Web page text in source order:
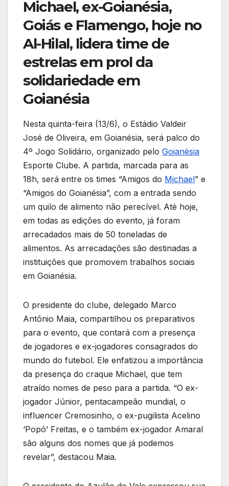
er e
b
o
o
k
s
A
p
p
gr
a
m
e
dI
n
e
st
ar
e
Michael, ex-Goianésia,
Goiás e Flamengo, hoje no
Al-Hilal, lidera time de
estrelas em prol da
solidariedade em
Goianésia
Nesta quinta-feira (13/6), o Estádio Valdeir
José de Oliveira, em Goianésia, será palco do
4º Jogo Solidário, organizado pelo Goianésia
Esporte Clube. A partida, marcada para as
18h, será entre os times “Amigos do Michael” e
“Amigos do Goianésia”, com a entrada sendo
um quilo de alimento não perecível. Até hoje,
em todas as edições do evento, já foram
arrecadados mais de 50 toneladas de
alimentos. As arrecadações são destinadas a
instituições que promovem trabalhos sociais
em Goianésia.
O presidente do clube, delegado Marco
Antônio Maia, compartilhou os preparativos
para o evento, que contará com a presença
de jogadores e ex-jogadores consagrados do
mundo do futebol. Ele enfatizou a importância
da presença do craque Michael, que tem
atraído nomes de peso para a partida. “O ex-
jogador Júnior, pentacampeão mundial, o
influencer Cremosinho, o ex-pugilista Acelino
‘Popó’ Freitas, e o também ex-jogador Amaral
são alguns dos nomes que já podemos
revelar”, destacou Maia.